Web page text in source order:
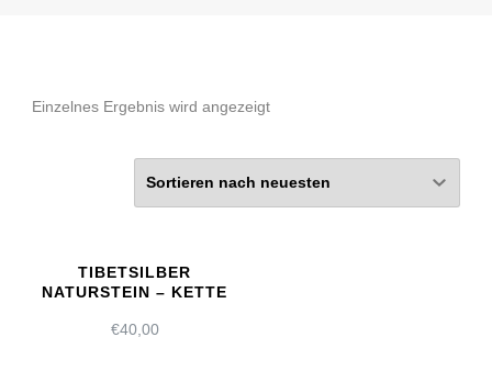
Einzelnes Ergebnis wird angezeigt
TIBETSILBER
NATURSTEIN – KETTE
€40,00